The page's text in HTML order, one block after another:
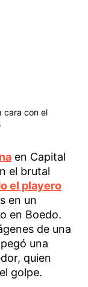
cara con el
en Capital
el brutal
el playero
en un
en Boedo.
de una
una
quien
golpe.